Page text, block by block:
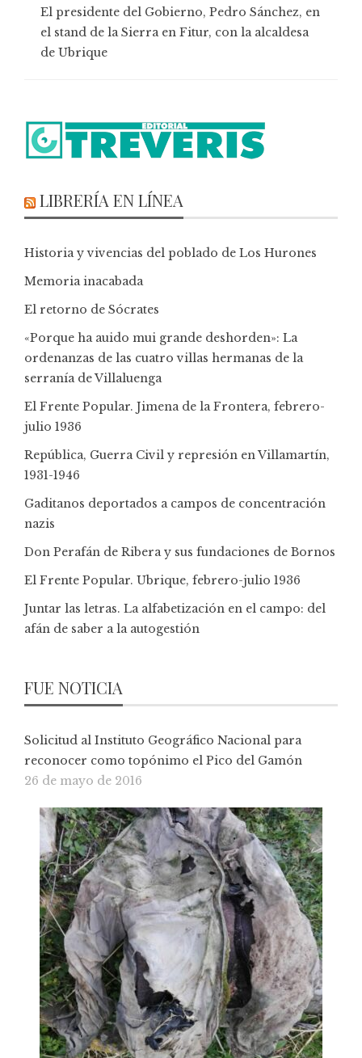
El presidente del Gobierno, Pedro Sánchez, en
el stand de la Sierra en Fitur, con la alcaldesa
de Ubrique
LIBRERÍA EN LÍNEA
Historia y vivencias del poblado de Los Hurones
Memoria inacabada
El retorno de Sócrates
«Porque ha auido mui grande deshorden»: La
ordenanzas de las cuatro villas hermanas de la
serranía de Villaluenga
El Frente Popular. Jimena de la Frontera, febrero-
julio 1936
República, Guerra Civil y represión en Villamartín,
1931-1946
Gaditanos deportados a campos de concentración
nazis
Don Perafán de Ribera y sus fundaciones de Bornos
El Frente Popular. Ubrique, febrero-julio 1936
Juntar las letras. La alfabetización en el campo: del
afán de saber a la autogestión
FUE NOTICIA
Solicitud al Instituto Geográfico Nacional para
reconocer como topónimo el Pico del Gamón
26 de mayo de 2016